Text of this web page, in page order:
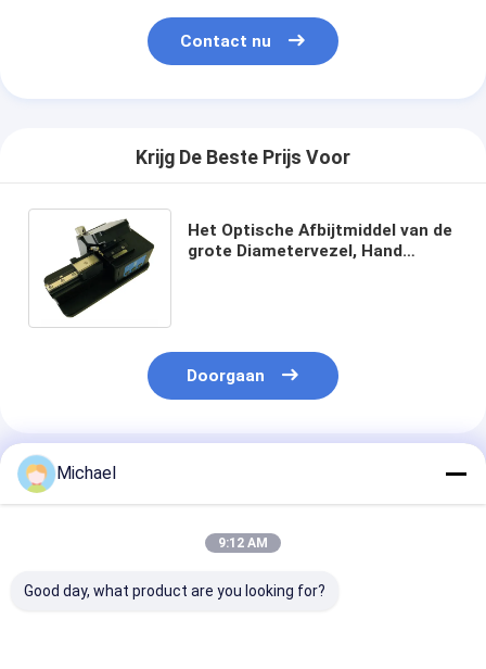
Contact nu
Krijg De Beste Prijs Voor
Het Optische Afbijtmiddel van de
grote Diametervezel, Hand
Doorgaan
Geadviseerde Producten
Michael
9:12 AM
Good day, what product are you looking for?